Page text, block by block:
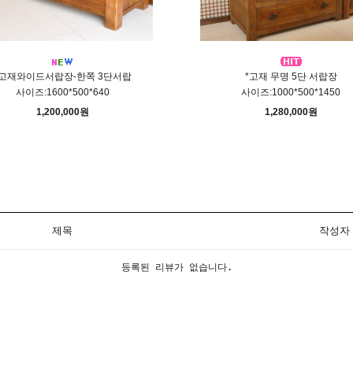
재와이드서랍장-한쪽 3단서랍
사이즈:1600*500*640
1,200,000원
*고재 무명 5단 서랍장
사이즈:1000*500*1450
1,280,000원
제목 작성자
등록된 리뷰가 없습니다.